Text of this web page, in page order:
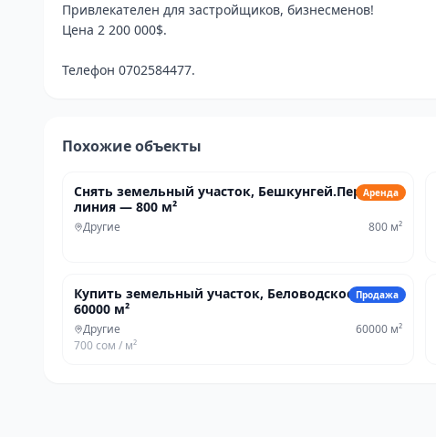
Привлекателен для застройщиков, бизнесменов!
Цена 2 200 000$.
Телефон 0702584477.
Похожие объекты
262 350 сом/мес
Аренда
Снять земельный участок, Бешкунгей.Первая
линия — 800 м²
Другие 800 м²
Продажа
Купить земельный участок, Беловодское —
60000 м²
Другие 60000 м²
700 сом / м²